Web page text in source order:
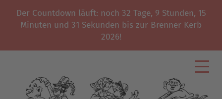
Der Countdown läuft: noch 32 Tage, 9 Stunden, 15
Minuten und 31 Sekunden bis zur Brenner Kerb
2026!